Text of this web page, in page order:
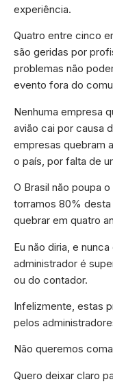
experiência.
Quatro entre cinco
são geridas por
problemas não
evento fora do
Nenhuma empresa
avião cai por causa
empresas quebram
o país, por falta de
O Brasil não poupa
torramos 80%
quebrar em quatro
Eu não diria, e
administrador é
ou do contador.
Infelizmente, estas
pelos
Não queremos
Quero deixar claro